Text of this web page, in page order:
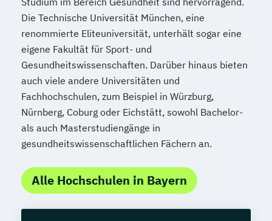
Die Technische Universität München, eine
renommierte Eliteuniversität, unterhält sogar eine
eigene Fakultät für Sport- und
Gesundheitswissenschaften. Darüber hinaus bieten
auch viele andere Universitäten und
Fachhochschulen, zum Beispiel in Würzburg,
Nürnberg, Coburg oder Eichstätt, sowohl Bachelor-
als auch Masterstudiengänge in
gesundheitswissenschaftlichen Fächern an.
Alle Hochschulen in Bayern